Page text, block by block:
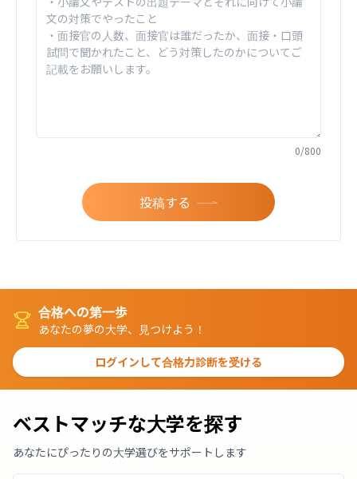
0/800
投稿する
合格への第一歩
あなたの夢の大学、見つけよう！
ログインして合格力診断を受ける
ベストマッチな大学を探す
あなたにぴったりの大学選びをサポートします